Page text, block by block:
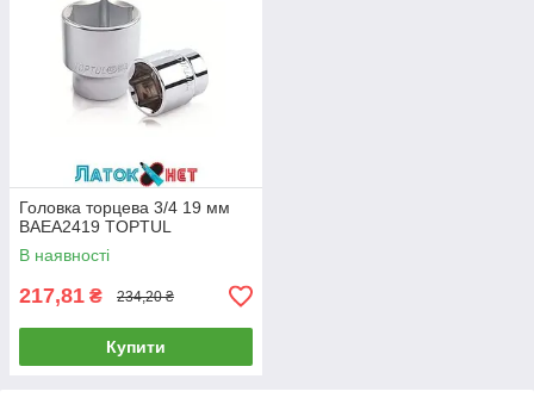
Головка торцева 3/4 19 мм
BAEA2419 TOPTUL
В наявності
217,81 ₴ 234,20 ₴
Купити